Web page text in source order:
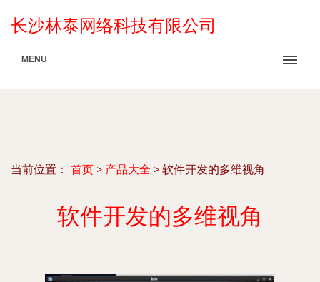
长沙林泰网络科技有限公司
MENU
当前位置： 首页 > 产品大全 > 软件开发的多维视角
软件开发的多维视角